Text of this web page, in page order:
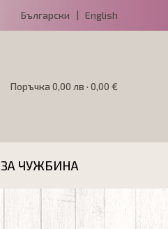
Български | English
Поръчка 0,00 лв · 0,00 €
ЗА ЧУЖБИНА